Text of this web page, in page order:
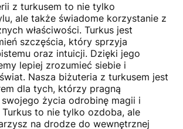
z turkusem to nie tylko
ale także świadome korzystanie z
właściwości. Turkus jest
szczęścia, który sprzyja
oraz intuicji. Dzięki jego
lepiej zrozumieć siebie i
Nasza biżuteria z turkusem jest
dla tych, którzy pragną
życia odrobinę magii i
Turkus to nie tylko ozdoba, ale
na drodze do wewnętrznej